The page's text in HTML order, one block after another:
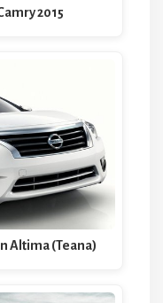
2015
Altima (Teana)